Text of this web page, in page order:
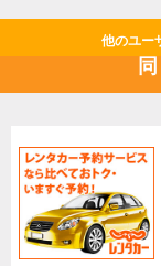
他のユー